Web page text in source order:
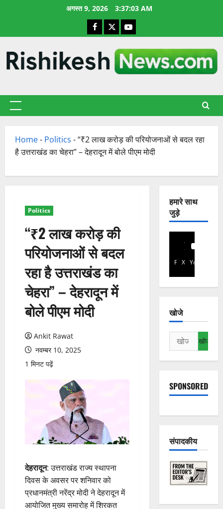
अगस्त 9, 2026 3:37:04 AM
Facebook
X YouTube
प्राथमिक
Home- Politics -“₹2 लाख करोड़ की परियोजनाओं से बदल रहा
है उत्तराखंड का चेहरा” – देहरादून में बोले पीएम मोदी
Politics
“₹2 लाख करोड़ की
परियोजनाओं से बदल
रहा है उत्तराखंड का
चेहरा” – देहरादून में
बोले पीएम मोदी
Ankit Rawat
नवम्बर 10, 2025
1 मिनट पढ़ें
देहरादून: उत्तराखंड राज्य स्थापना
दिवस के अवसर पर शनिवार को
प्रधानमंत्री नरेंद्र मोदी ने देहरादून में
आयोजित मुख्य समारोह में शिरकत
हमारे साथ
जुड़े
Facebook
X YouTube
खोजे
निम्न
को
खोजें:
SPONSORED
संपादकीय